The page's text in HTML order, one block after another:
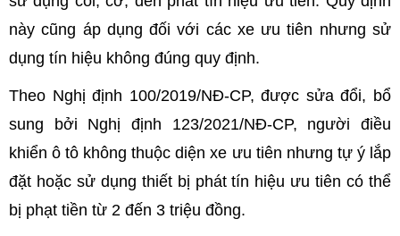
này cũng áp dụng đối với các xe ưu tiên nhưng sử
dụng tín hiệu không đúng quy định.
Theo Nghị định 100/2019/NĐ-CP, được sửa đổi, bổ
sung bởi Nghị định 123/2021/NĐ-CP, người điều
khiển ô tô không thuộc diện xe ưu tiên nhưng tự ý lắp
đặt hoặc sử dụng thiết bị phát tín hiệu ưu tiên có thể
bị phạt tiền từ 2 đến 3 triệu đồng.